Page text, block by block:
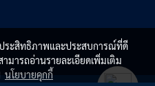
ระสิทธิภาพและประสบการณ์ที่ดี
มารถอ่านรายละเอียดเพิ่มเติม
นโยบายคุกกี้